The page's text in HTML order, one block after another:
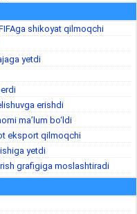
shikoyat qilmoqchi
yetdi
erishdi
ma’lum bo‘ldi
eksport qilmoqchi
yetdi
grafigiga moslashtiradi